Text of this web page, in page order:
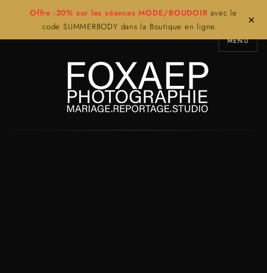
Offre -20% sur les séances MODE/BOUDOIR avec le
code SUMMERBODY dans la Boutique en ligne.
×
MENU